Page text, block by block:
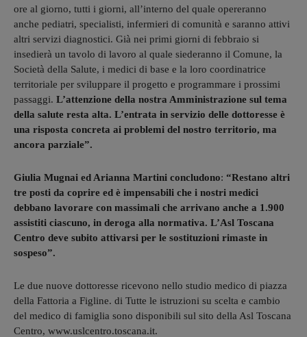
ore al giorno, tutti i giorni, all’interno del quale opereranno
anche pediatri, specialisti, infermieri di comunità e saranno attivi
altri servizi diagnostici. Già nei primi giorni di febbraio si
insedierà un tavolo di lavoro al quale siederanno il Comune, la
Società della Salute, i medici di base e la loro coordinatrice
territoriale per sviluppare il progetto e programmare i prossimi
passaggi. L’attenzione della nostra Amministrazione sul tema
della salute resta alta. L’entrata in servizio delle dottoresse è
una risposta concreta ai problemi del nostro territorio, ma
ancora parziale”.
Giulia Mugnai ed Arianna Martini concludono: “Restano altri
tre posti da coprire ed è impensabili che i nostri medici
debbano lavorare con massimali che arrivano anche a 1.900
assistiti ciascuno, in deroga alla normativa. L’Asl Toscana
Centro deve subito attivarsi per le sostituzioni rimaste in
sospeso”.
Le due nuove dottoresse ricevono nello studio medico di piazza
della Fattoria a Figline. di Tutte le istruzioni su scelta e cambio
del medico di famiglia sono disponibili sul sito della Asl Toscana
Centro, www.uslcentro.toscana.it.